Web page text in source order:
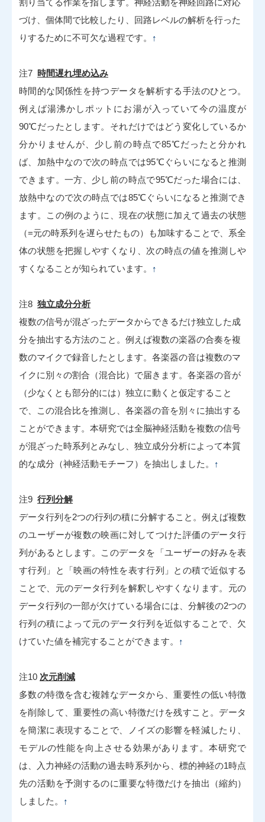
づけ、個体間で比較したり、回路レベルの解析を行った
りするために不可欠な過程です。
↑
注7 時間遅れ埋め込み
時間的な関係性を持つデータを解析する手法のひとつ。
例えば湯沸かしポットにお湯が入っていて今の温度が
90℃だったとします。それだけではどう変化しているか
分かりませんが、少し前の時点で85℃だったと分かれ
ば、加熱中なので次の時点では95℃ぐらいになると推測
できます。一方、少し前の時点で95℃だった場合には、
放熱中なので次の時点では85℃ぐらいになると推測でき
ます。この例のように、現在の状態に加えて過去の状態
（=元の時系列を遅らせたもの）も加味することで、系全
体の状態を把握しやすくなり、次の時点の値を推測しや
すくなることが知られています。
↑
注8 独立成分分析
複数の信号が混ざったデータからできるだけ独立した成
分を抽出する方法のこと。例えば複数の楽器の合奏を複
数のマイクで録音したとします。各楽器の音は複数のマ
イクに別々の割合（混合比）で届きます。各楽器の音が
（少なくとも部分的には）独立に動くと仮定すること
で、この混合比を推測し、各楽器の音を別々に抽出する
ことができます。本研究では全脳神経活動を複数の信号
が混ざった時系列とみなし、独立成分分析によって本質
的な成分（神経活動モチーフ）を抽出しました。
↑
注9 行列分解
データ行列を2つの行列の積に分解すること。例えば複数
のユーザーが複数の映画に対してつけた評価のデータ行
列があるとします。このデータを「ユーザーの好みを表
す行列」と「映画の特性を表す行列」との積で近似する
ことで、元のデータ行列を解釈しやすくなります。元の
データ行列の一部が欠けている場合には、分解後の2つの
行列の積によって元のデータ行列を近似することで、欠
けていた値を補完することができます。
↑
注10 次元削減
多数の特徴を含む複雑なデータから、重要性の低い特徴
を削除して、重要性の高い特徴だけを残すこと。データ
を簡潔に表現することで、ノイズの影響を軽減したり、
モデルの性能を向上させる効果があります。本研究で
は、入力神経の活動の過去時系列から、標的神経の1時点
先の活動を予測するのに重要な特徴だけを抽出（縮約）
しました。
↑